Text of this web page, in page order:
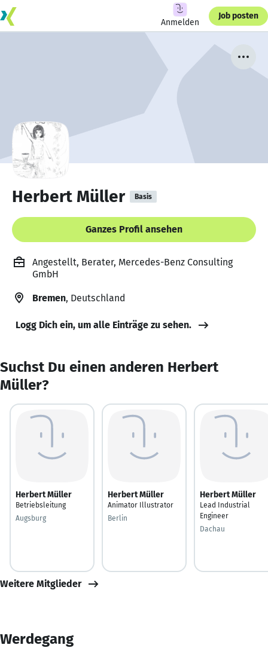
Anmelden
Job posten
Herbert Müller Basis
Ganzes Profil ansehen
Angestellt, Berater, Mercedes-Benz Consulting
GmbH
Bremen, Deutschland
Logg Dich ein, um alle Einträge zu sehen.
Suchst Du einen anderen Herbert
Müller?
Herbert Müller
Betriebsleitung
Augsburg
Herbert Müller
Animator Illustrator
Berlin
Herbert Müller
Lead Industrial
Engineer
Dachau
Weitere Mitglieder
Werdegang